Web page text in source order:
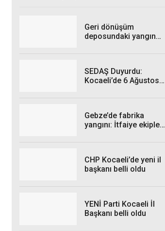
Geri dönüşüm
deposundaki yangın
SEDAŞ Duyurdu:
Kocaeli’de 6 Ağustos
Gebze’de fabrika
yangını: İtfaiye ekipleri
CHP Kocaeli’de yeni il
başkanı belli oldu
YENİ Parti Kocaeli İl
Başkanı belli oldu